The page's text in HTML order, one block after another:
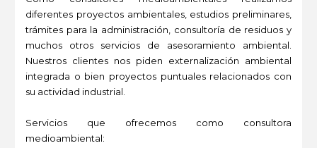
diferentes proyectos ambientales, estudios preliminares,
trámites para la administración, consultoría de residuos y
muchos otros servicios de asesoramiento ambiental.
Nuestros clientes nos piden externalización ambiental
integrada o bien proyectos puntuales relacionados con
su actividad industrial.
Servicios que ofrecemos como consultora
medioambiental: